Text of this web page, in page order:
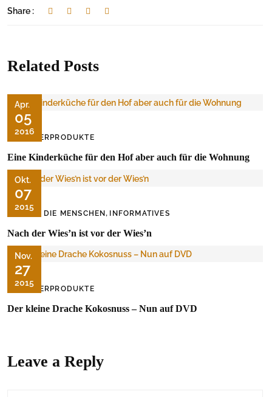
Share :
Related Posts
Apr.
05
2016
KINDERPRODUKTE
Eine Kinderküche für den Hof aber auch für die Wohnung
Okt.
07
2015
ÜBER DIE MENSCHEN, INFORMATIVES
Nach der Wies’n ist vor der Wies’n
Nov.
27
2015
KINDERPRODUKTE
Der kleine Drache Kokosnuss – Nun auf DVD
Leave a Reply